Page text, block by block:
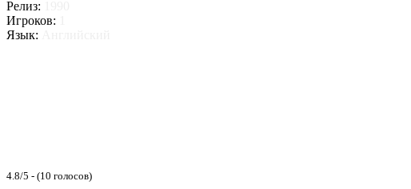
Релиз:
Игроков:
Язык:
4.8/5 - (10 голосов)